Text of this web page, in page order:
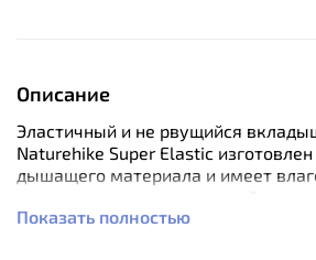
Описание
Эластичный и не рвущийся
Naturehike Super Elastic
дышащего материала и имеет
можно стирать в стиральной
Показать полностью